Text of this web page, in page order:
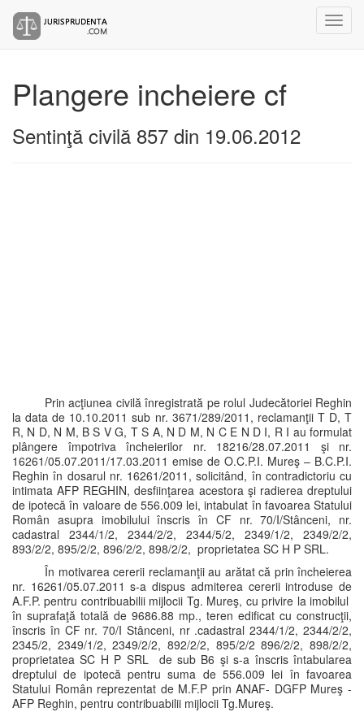
Plangere incheiere cf
Sentinţă civilă 857 din 19.06.2012
Prin acţiunea civilă înregistrată pe rolul Judecătoriei Reghin
la data de 10.10.2011 sub nr. 3671/289/2011, reclamanţii T D, T
R, N D, N M, B S V G, T S A, N D M, N C E N D I, R I au formulat
plângere împotriva încheierilor nr. 18216/28.07.2011 şi nr.
16261/05.07.2011/17.03.2011 emise de O.C.P.I. Mureş – B.C.P.I.
Reghin în dosarul nr. 16261/2011, solicitând, în contradictoriu cu
intimata AFP REGHIN, desfiinţarea acestora şi radierea dreptului
de ipotecă în valoare de 556.009 lei, intabulat în favoarea Statului
Român asupra imobilului înscris în CF nr. 70/I/Stânceni, nr.
cadastral 2344/1/2, 2344/2/2, 2344/5/2, 2349/1/2, 2349/2/2,
893/2/2, 895/2/2, 896/2/2, 898/2/2, proprietatea SC H P SRL.
În motivarea cererii reclamanţii au arătat că prin încheierea
nr. 16261/05.07.2011 s-a dispus admiterea cererii introduse de
A.F.P. pentru contribuabilii mijlocii Tg. Mureş, cu privire la imobilul
în suprafaţă totală de 9686.88 mp., teren edificat cu construcţii,
înscris în CF nr. 70/I Stânceni, nr .cadastral 2344/1/2, 2344/2/2,
2345/2, 2349/1/2, 2349/2/2, 892/2/2, 895/2/2 896/2/2, 898/2/2,
proprietatea SC H P SRL de sub B6 şi s-a înscris întabularea
dreptului de ipotecă pentru suma de 556.009 lei în favoarea
Statului Român reprezentat de M.F.P prin ANAF- DGFP Mureş -
AFP Reghin, pentru contribuabilii mijlocii Tg.Mureş.